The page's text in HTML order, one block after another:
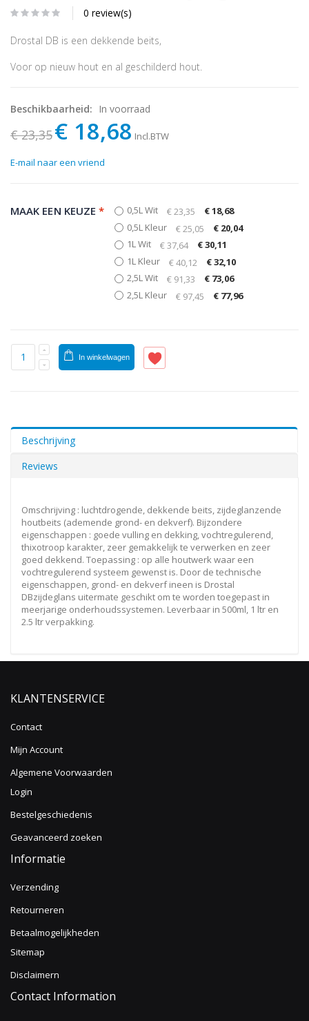
0 review(s)
Drostal DB is een dekkende beits,
Voor op nieuw hout en al geschilderd hout.
Beschikbaarheid: In voorraad
€ 23,35€ 18,68 Incl.BTW
E-mail naar een vriend
MAAK EEN KEUZE * 0,5L Wit € 23,35
€ 18,68
0,5L Kleur
€ 25,05
€ 20,04
1L Wit
€ 37,64
€ 30,11
1L Kleur
€ 40,12
€ 32,10
2,5L Wit
€ 91,33
€ 73,06
2,5L Kleur
€ 97,45 € 77,96
In winkelwagen
Beschrijving
Reviews
Omschrijving : luchtdrogende, dekkende beits, zijdeglanzende
houtbeits (ademende grond- en dekverf). Bijzondere
eigenschappen : goede vulling en dekking, vochtregulerend,
thixotroop karakter, zeer gemakkelijk te verwerken en zeer
goed dekkend. Toepassing : op alle houtwerk waar een
vochtregulerend systeem gewenst is. Door de technische
eigenschappen, grond- en dekverf ineen is Drostal
DBzijdeglans uitermate geschikt om te worden toegepast in
meerjarige onderhoudssystemen. Leverbaar in 500ml, 1 ltr en
2.5 ltr verpakking.
KLANTENSERVICE
Contact
Mijn Account
Algemene Voorwaarden
Login
Bestelgeschiedenis
Geavanceerd zoeken
Informatie
Verzending
Retourneren
Betaalmogelijkheden
Sitemap
Disclaimern
Contact Information